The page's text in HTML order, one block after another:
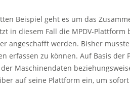
Beispiel geht es um das
in diesem Fall die MPDV-
angeschafft werden. Bisher
erfassen zu können. Auf Basis
Maschinendaten
auf seine Plattform ein, um